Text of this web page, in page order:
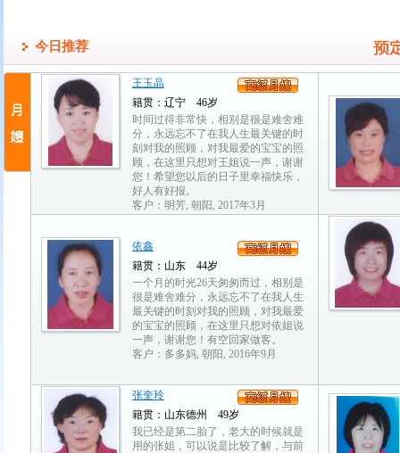
今日推荐
王玉晶
籍贯：辽宁 46岁
时间过得非常快，相别是很是难舍难
分，永远忘不了在我人生最关键的时
刻对我的照顾，对我最爱的宝宝的照
顾，在这里只想对王姐说一声，谢谢
您！希望您以后的日子里幸福快乐，
好人有好报。
客户：明芳, 朝阳, 2017年3月
依鑫
籍贯：山东 44岁
一个月的时光26天匆匆而过，相别是
很是难舍难分，永远忘不了在我人生
最关键的时刻对我的照顾，对我最爱
的宝宝的照顾，在这里只想对依姐说
一声，谢谢您！有空回家做客。
客户：多多妈, 朝阳, 2016年9月
张奎玲
籍贯：山东德州 49岁
我已经是第二胎了，老大的时候就是
用的张姐，可以说是比较了解，与前